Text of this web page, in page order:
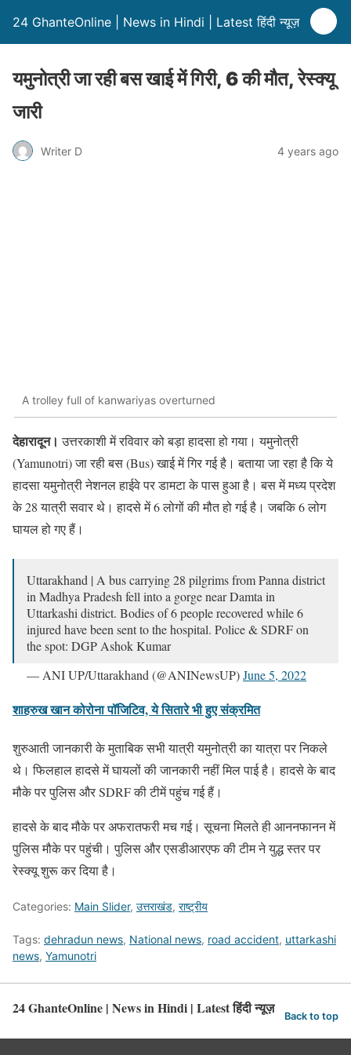
24 GhanteOnline | News in Hindi | Latest हिंदी न्यूज़
यमुनोत्री जा रही बस खाई में गिरी, 6 की मौत, रेस्क्यू
जारी
Writer D 4 years ago
A trolley full of kanwariyas overturned
देहारादून। उत्तरकाशी में रविवार को बड़ा हादसा हो गया। यमुनोत्री
(Yamunotri) जा रही बस (Bus) खाई में गिर गई है। बताया जा रहा है कि ये
हादसा यमुनोत्री नेशनल हाईवे पर डामटा के पास हुआ है। बस में मध्य प्रदेश
के 28 यात्री सवार थे। हादसे में 6 लोगों की मौत हो गई है। जबकि 6 लोग
घायल हो गए हैं।
Uttarakhand | A bus carrying 28 pilgrims from Panna district
in Madhya Pradesh fell into a gorge near Damta in
Uttarkashi district. Bodies of 6 people recovered while 6
injured have been sent to the hospital. Police & SDRF on
the spot: DGP Ashok Kumar
— ANI UP/Uttarakhand (@ANINewsUP)June 5, 2022
शाहरुख खान कोरोना पॉजिटिव, ये सितारे भी हुए संक्रमित
शुरुआती जानकारी के मुताबिक सभी यात्री यमुनोत्री का यात्रा पर निकले
थे। फिलहाल हादसे में घायलों की जानकारी नहीं मिल पाई है। हादसे के बाद
मौके पर पुलिस और SDRF की टीमें पहुंच गई हैं।
हादसे के बाद मौके पर अफरातफरी मच गई। सूचना मिलते ही आननफानन में
पुलिस मौके पर पहुंची। पुलिस और एसडीआरएफ की टीम ने युद्ध स्तर पर
रेस्क्यू शुरू कर दिया है।
Categories: Main Slider, उत्तराखंड, राष्ट्रीय
Tags: dehradun news, National news, road accident, uttarkashi
news, Yamunotri
24 GhanteOnline | News in Hindi | Latest हिंदी न्यूज़ Back to top